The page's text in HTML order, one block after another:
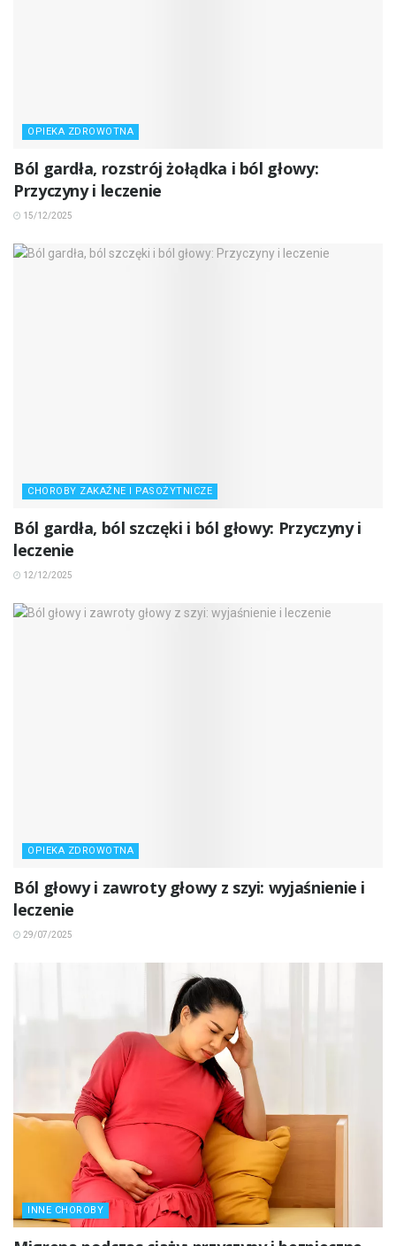
OPIEKA ZDROWOTNA
Ból gardła, rozstrój żołądka i ból głowy:
Przyczyny i leczenie
15/12/2025
CHOROBY ZAKAŹNE I PASOŻYTNICZE
Ból gardła, ból szczęki i ból głowy: Przyczyny i
leczenie
12/12/2025
OPIEKA ZDROWOTNA
Ból głowy i zawroty głowy z szyi: wyjaśnienie i
leczenie
29/07/2025
INNE CHOROBY